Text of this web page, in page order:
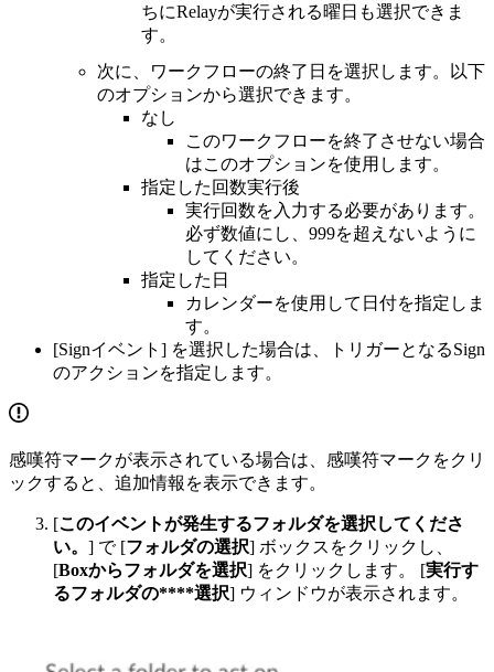
ちにRelayが実行される曜日も選択できま
す。
次に、ワークフローの終了日を選択します。以下
のオプションから選択できます。
なし
このワークフローを終了させない場合
はこのオプションを使用します。
指定した回数実行後
実行回数を入力する必要があります。
必ず数値にし、999を超えないように
してください。
指定した日
カレンダーを使用して日付を指定しま
す。
[Signイベント] を選択した場合は、トリガーとなるSign
のアクションを指定します。
感嘆符マークが表示されている場合は、感嘆符マークをクリ
ックすると、追加情報を表示できます。
[このイベントが発生するフォルダを選択してくださ
い。 ] で [フォルダの選択] ボックスをクリックし、
[Boxからフォルダを選択] をクリックします。 [実行す
るフォルダの****選択] ウィンドウが表示されます。